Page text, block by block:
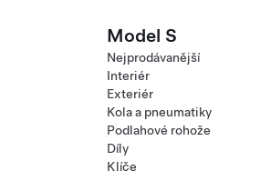
Model S
Nejprodávanější
Interiér
Exteriér
Kola a pneumatiky
Podlahové rohože
Díly
Klíče